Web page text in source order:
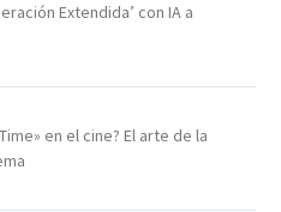
Extendida’ con IA a
en el cine? El arte de la